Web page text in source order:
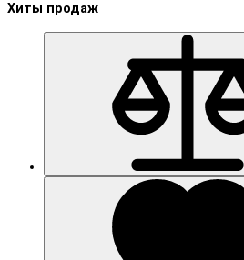
Хиты продаж